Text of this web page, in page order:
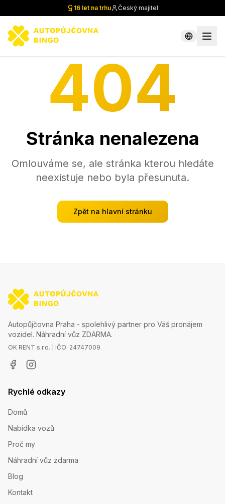
16 let na trhu Český majitel
404
Stránka nenalezena
Omlouváme se, ale stránka kterou hledáte
neexistuje nebo byla přesunuta.
Zpět na hlavní stránku
Autopůjčovna Praha - spolehlivý partner pro Váš pronájem
vozidel. Náhradní vůz ZDARMA.
OK RENT s.r.o. | IČO: 24747009
Rychlé odkazy
Domů
Nabídka vozů
Proč my
Náhradní vůz zdarma
Blog
Kontakt